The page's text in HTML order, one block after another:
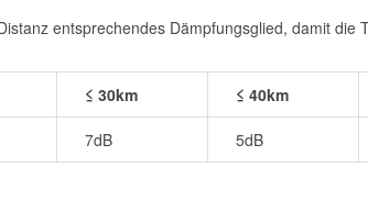
entsprechendes Dämpfungsglied, damit die
≤ 30km ≤ 40km
7dB 5dB